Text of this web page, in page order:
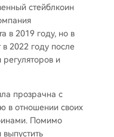
стейблкоин
в 2019 году, но в
2022 году после
и
прозрачна с
в отношении своих
Помимо